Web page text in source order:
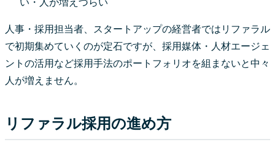
い・人が増えづらい
人事・採用担当者、スタートアップの経営者ではリファラル
で初期集めていくのが定石ですが、採用媒体・人材エージェ
ントの活用など採用手法のポートフォリオを組まないと中々
人が増えません。
リファラル採用の進め方